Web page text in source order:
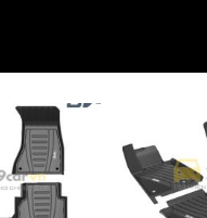
Thêm
vào
yêu
thích